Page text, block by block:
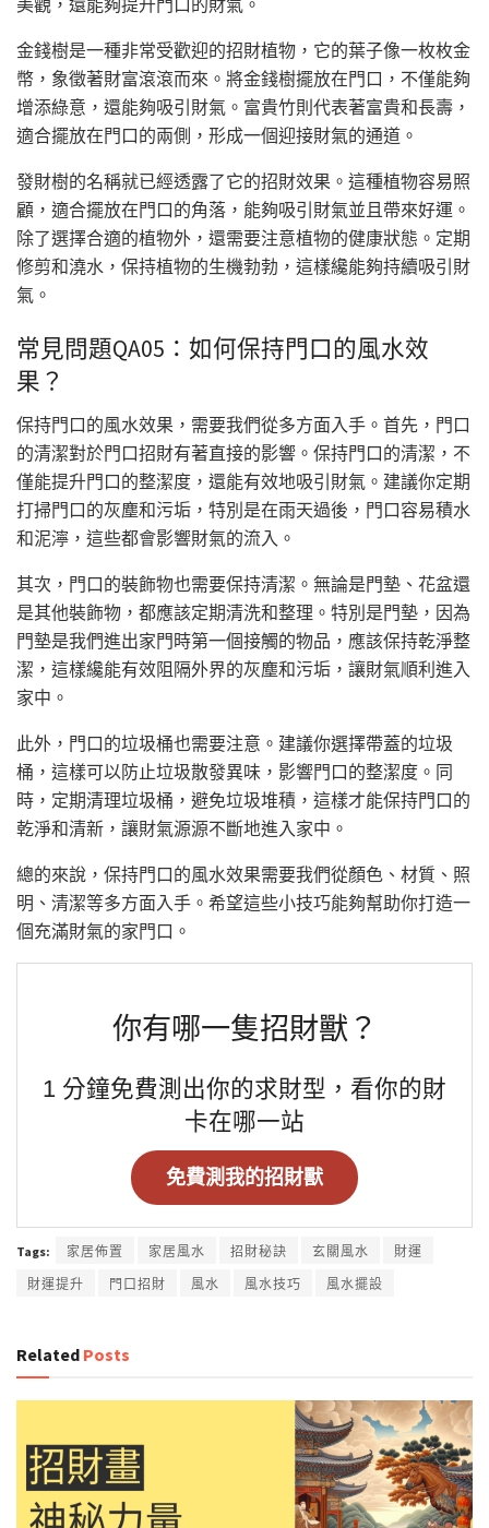
美觀，還能夠提升門口的財氣。
金錢樹是一種非常受歡迎的招財植物，它的葉子像一枚枚金
幣，象徵著財富滾滾而來。將金錢樹擺放在門口，不僅能夠
增添綠意，還能夠吸引財氣。富貴竹則代表著富貴和長壽，
適合擺放在門口的兩側，形成一個迎接財氣的通道。
發財樹的名稱就已經透露了它的招財效果。這種植物容易照
顧，適合擺放在門口的角落，能夠吸引財氣並且帶來好運。
除了選擇合適的植物外，還需要注意植物的健康狀態。定期
修剪和澆水，保持植物的生機勃勃，這樣纔能夠持續吸引財
氣。
常見問題QA05：如何保持門口的風水效
果？
保持門口的風水效果，需要我們從多方面入手。首先，門口
的清潔對於門口招財有著直接的影響。保持門口的清潔，不
僅能提升門口的整潔度，還能有效地吸引財氣。建議你定期
打掃門口的灰塵和污垢，特別是在雨天過後，門口容易積水
和泥濘，這些都會影響財氣的流入。
其次，門口的裝飾物也需要保持清潔。無論是門墊、花盆還
是其他裝飾物，都應該定期清洗和整理。特別是門墊，因為
門墊是我們進出家門時第一個接觸的物品，應該保持乾淨整
潔，這樣纔能有效阻隔外界的灰塵和污垢，讓財氣順利進入
家中。
此外，門口的垃圾桶也需要注意。建議你選擇帶蓋的垃圾
桶，這樣可以防止垃圾散發異味，影響門口的整潔度。同
時，定期清理垃圾桶，避免垃圾堆積，這樣才能保持門口的
乾淨和清新，讓財氣源源不斷地進入家中。
總的來說，保持門口的風水效果需要我們從顏色、材質、照
明、清潔等多方面入手。希望這些小技巧能夠幫助你打造一
個充滿財氣的家門口。
你有哪一隻招財獸？
1 分鐘免費測出你的求財型，看你的財
卡在哪一站
免費測我的招財獸
Tags: 家居佈置 家居風水 招財秘訣 玄關風水
財運
財運提升
門口招財 風水 風水技巧 風水擺設
Related Posts